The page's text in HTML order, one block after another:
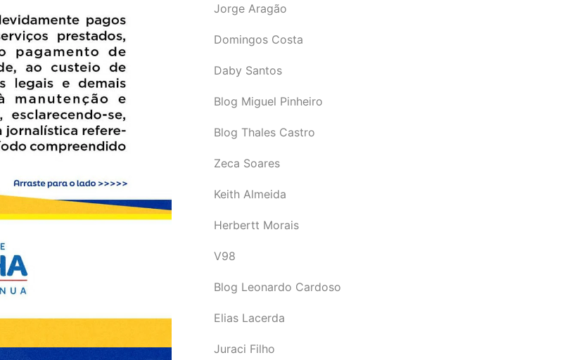
Jorge Aragão
Domingos Costa
Daby Santos
Blog Miguel Pinheiro
Blog Thales Castro
Zeca Soares
Keith Almeida
Herbertt Morais
V98
Blog Leonardo Cardoso
Elias Lacerda
Juraci Filho